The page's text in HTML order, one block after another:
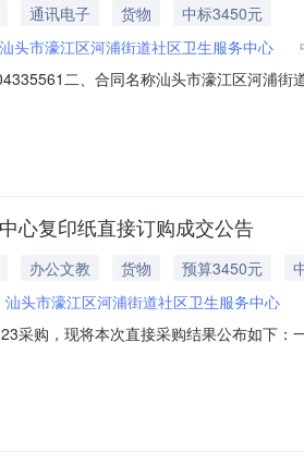
通讯电子 货物
中标3450元
汕头市濠江区河浦街道社区卫生服务中心
二、合同名称汕头市濠江区河浦
创电子科技有限公司地址：黄河路25号
心复印纸直接订购成交公告
办公文教 货物 预算3450元
汕头市濠江区河浦街道社区卫生服务中心
采购，现将本次直接采购结果公布如下
多利70克A5500张/包20包/箱,多利70克